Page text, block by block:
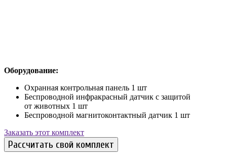
Оборудование:
Охранная контрольная панель 1 шт
Беспроводной инфракрасный датчик с защитой
от животных 1 шт
Беспроводной магнитоконтактный датчик 1 шт
Заказать этот комплект
Рассчитать свой комплект